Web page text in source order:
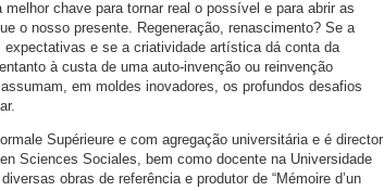
chave para tornar real o possível e para abrir as
o nosso presente. Regeneração, renascimento? Se a
e se a criatividade artística dá conta da
à custa de uma auto-invenção ou reinvenção
em moldes inovadores, os profundos desafios
Supérieure e com agregação universitária e é director
Sciences Sociales, bem como docente na Universidade
obras de referência e produtor de “Mémoire d’un